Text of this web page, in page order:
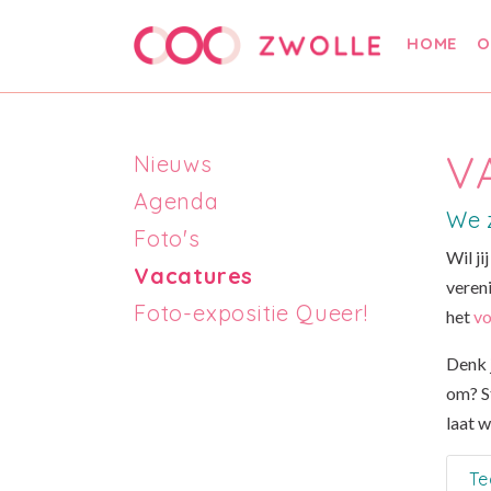
HOME
Nieuws
Agenda
Foto's
Vacatures
Foto-expositie Queer!
We
Wil jij
het
Denk
om?
laat